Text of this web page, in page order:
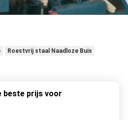
Roestvrij staal Naadloze Buis
beste prijs voor